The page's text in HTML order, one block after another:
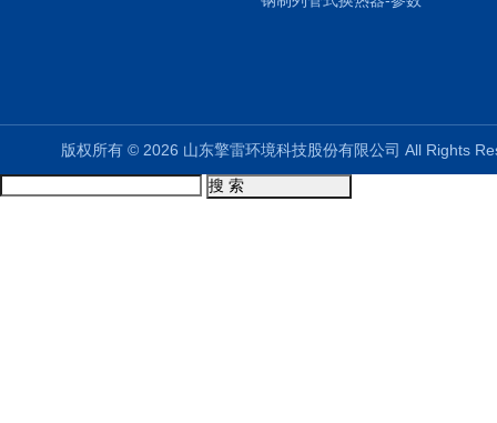
版权所有 © 2026 山东擎雷环境科技股份有限公司 All